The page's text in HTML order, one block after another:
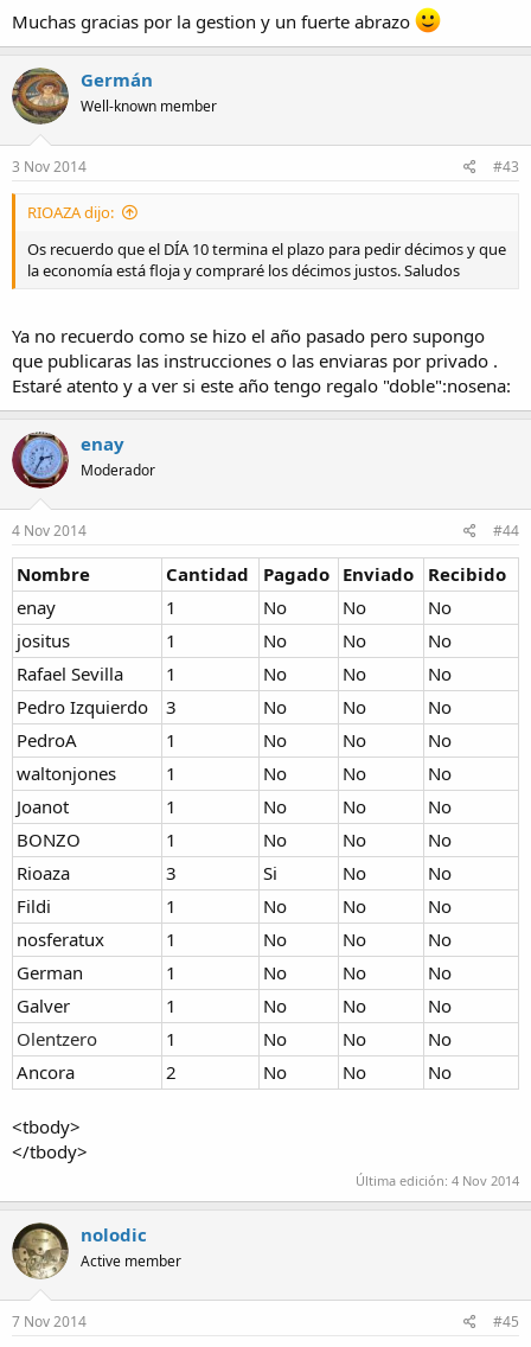
Muchas gracias por la gestion y un fuerte abrazo
Germán
Well-known member
3 Nov 2014 #43
RIOAZA dijo:
Os recuerdo que el DÍA 10 termina el plazo para pedir décimos y que
la economía está floja y compraré los décimos justos. Saludos
Ya no recuerdo como se hizo el año pasado pero supongo
que publicaras las instrucciones o las enviaras por privado .
Estaré atento y a ver si este año tengo regalo "doble":nosena:
enay
Moderador
4 Nov 2014 #44
Nombre Cantidad Pagado Enviado
Recibido
enay
1 No No
No
jositus
1 No No
No
Rafael Sevilla
1 No No
No
Pedro Izquierdo
3 No No
No
PedroA
1 No No
No
waltonjones
1 No No
No
Joanot
1 No No
No
BONZO
1 No No
No
Rioaza
3 Si No
No
Fildi
1 No No
No
nosferatux
1 No No
No
German
1 No No
No
Galver
1 No No
No
Olentzero
1 No No
No
Ancora
2 No No No
<tbody>
</tbody>
Última edición: 4 Nov 2014
nolodic
Active member
7 Nov 2014 #45